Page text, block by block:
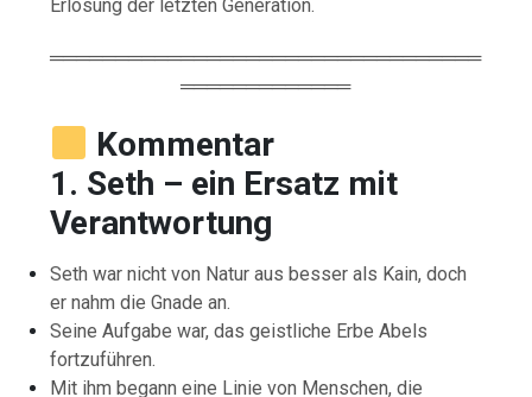
Erlösung der letzten Generation.
═════════════════════════════════
═════════════
Kommentar
1. Seth – ein Ersatz mit
Verantwortung
Seth war nicht von Natur aus besser als Kain, doch
er nahm die Gnade an.
Seine Aufgabe war, das geistliche Erbe Abels
fortzuführen.
Mit ihm begann eine Linie von Menschen, die